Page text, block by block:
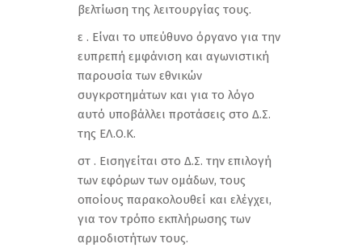
βελτίωση της λειτουργίας τους.
ε . Είναι το υπεύθυνο όργανο για την
ευπρεπή εμφάνιση και αγωνιστική
παρουσία των εθνικών
συγκροτημάτων και για το λόγο
αυτό υποβάλλει προτάσεις στο Δ.Σ.
της ΕΛ.Ο.Κ.
στ . Εισηγείται στο Δ.Σ. την επιλογή
των εφόρων των ομάδων, τους
οποίους παρακολουθεί και ελέγχει,
για τον τρόπο εκπλήρωσης των
αρμοδιοτήτων τους.